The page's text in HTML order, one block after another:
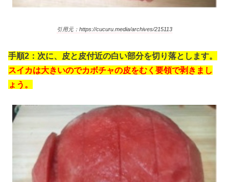
引用元：https://cucuru.media/archives/215113
手順2：次に、皮と皮付近の白い部分を切り落とします。
スイカは大きいのでカボチャの皮をむく要領で剥きまし
ょう。